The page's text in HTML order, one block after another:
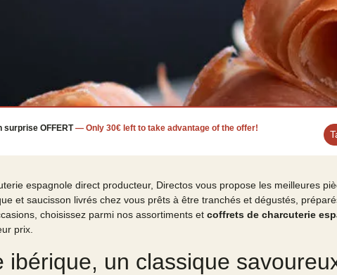
surprise OFFERT— Only 30€ left to take advantage of the offer!
espagnole direct producteur, Directos vous propose les meilleures
et saucisson livrés chez vous prêts à être tranchés et dégustés,
choisissez parmi nos assortiments et coffrets de charcuterie
prix.
ibérique, un classique